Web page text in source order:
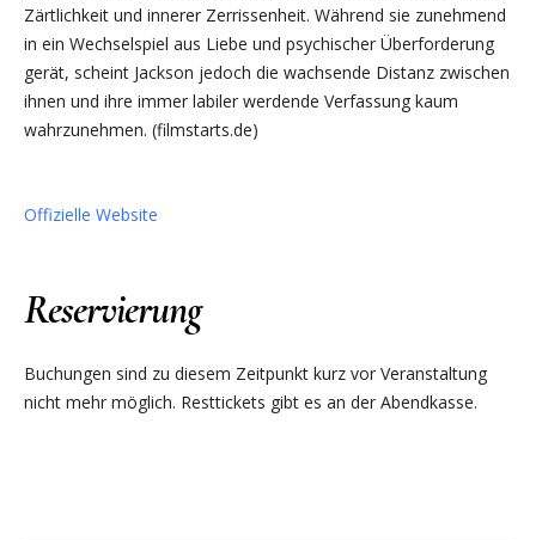
Zärtlichkeit und innerer Zerrissenheit. Während sie zunehmend
in ein Wechselspiel aus Liebe und psychischer Überforderung
gerät, scheint Jackson jedoch die wachsende Distanz zwischen
ihnen und ihre immer labiler werdende Verfassung kaum
wahrzunehmen. (filmstarts.de)
Offizielle Website
Reservierung
Buchungen sind zu diesem Zeitpunkt kurz vor Veranstaltung
nicht mehr möglich. Resttickets gibt es an der Abendkasse.